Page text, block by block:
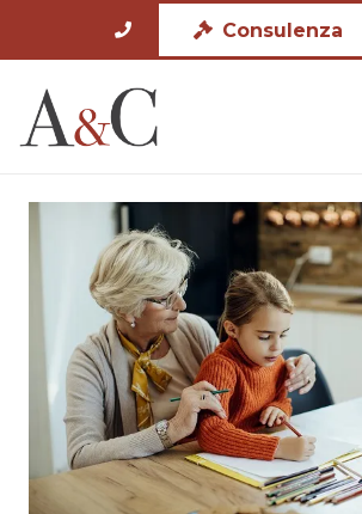
Consulenza